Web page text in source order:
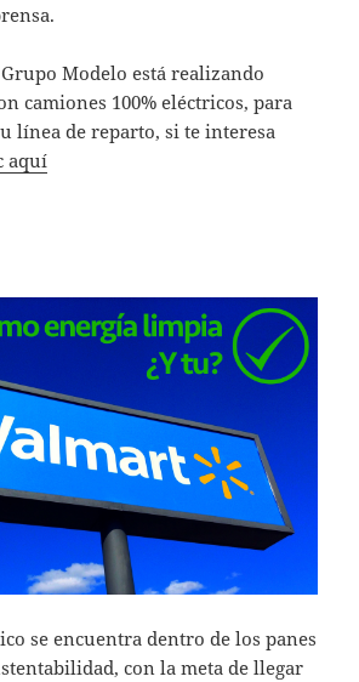
Modelo está realizando
camiones 100% eléctricos, para
línea de reparto, si te interesa
aquí
se encuentra dentro de los panes
con la meta de llegar